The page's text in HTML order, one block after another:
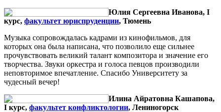
Юлия Сергеевна Иванова, I
курс, факультет юриспруденции, Тюмень
Музыка сопровождалась кадрами из кинофильмов, для
которых она была написана, что позволило еще сильнее
прочувствовать великий талант композитора и значение его
творчества. Звуки оркестра и голоса певцов производили
неповторимое впечатление. Спасибо Университету за
чудесный вечер!
Илина Айратовна Кашапова,
I курс, факультет конфликтологии, Лениногорск